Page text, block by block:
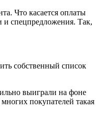
Что касается оплаты
и спецпредложения. Так,
собственный список
выиграли на фоне
покупателей такая